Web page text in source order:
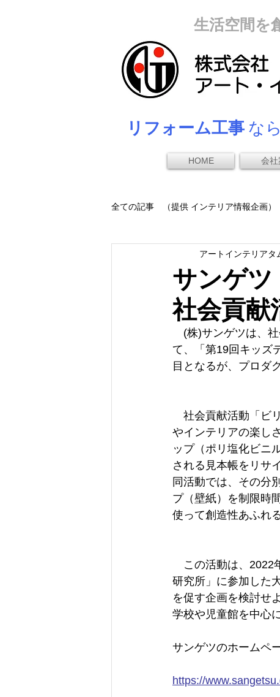
生活空間を
リフォーム工事な
HOME 会社
全ての記事 （提供 インテリア情報企画）
サンゲ
社会貢献
アートインテリアタ
(株)サンゲツは、社
て、「第19回キッズ
目となるが、プロダ
社会貢献活動「ビ
やインテリアの楽し
ップ（ポリ塩化ビニ
される見本帳をリサ
同活動では、その分
プ（壁紙）を制限時
使って創造性あふれ
この活動は、2022
研究所」に参加した
を促す企画を検討せ
学校や児童館を中心
サンゲツのホームペ
https://